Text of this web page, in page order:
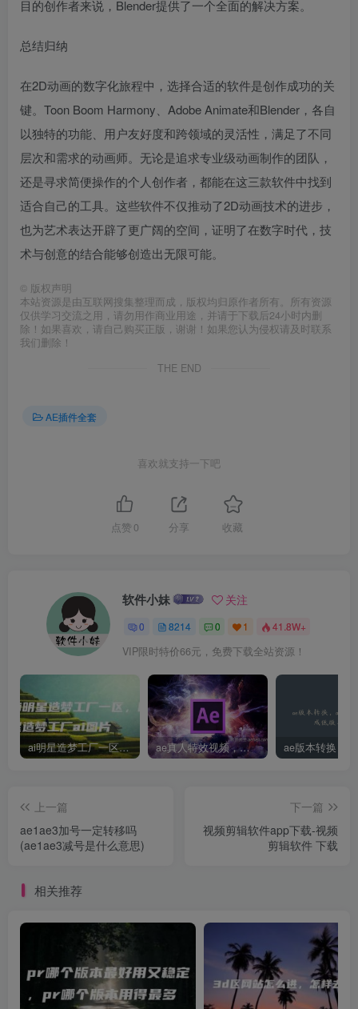
目的创作者来说，Blender提供了一个全面的解决方案。
总结归纳
在2D动画的数字化旅程中，选择合适的软件是创作成功的关
键。Toon Boom Harmony、Adobe Animate和Blender，各自
以独特的功能、用户友好度和跨领域的灵活性，满足了不同
层次和需求的动画师。无论是追求专业级动画制作的团队，
还是寻求简便操作的个人创作者，都能在这三款软件中找到
适合自己的工具。这些软件不仅推动了2D动画技术的进步，
也为艺术表达开辟了更广阔的空间，证明了在数字时代，技
术与创意的结合能够创造出无限可能。
© 版权声明
本站资源是由互联网搜集整理而成，版权均归原作者所有。所有资源
仅供学习交流之用，请勿用作商业用途，并请于下载后24小时内删
除！如果喜欢，请自己购买正版，谢谢！如果您认为侵权请及时联系
我们删除！
THE END
AE插件全套
喜欢就支持一下吧
点赞 0 分享 收藏
软件小妹 关注
0 8214 0 1 41.8W+
VIP限时特价66元，免费下载全站资源！
ai明星造梦工厂一区，明星造梦工厂ai图片 ae真人特效视频，大学生第一次做ppt怎么做
上一篇
ae1ae3加号一定转移吗
(ae1ae3减号是什么意思)
下一篇
视频剪辑软件app下载-视频
剪辑软件 下载
相关推荐